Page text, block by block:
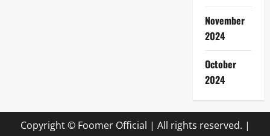
November
2024
October
2024
Copyright © Foomer Official | All rights reserved. |